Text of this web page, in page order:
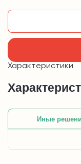
Характеристики
Иные